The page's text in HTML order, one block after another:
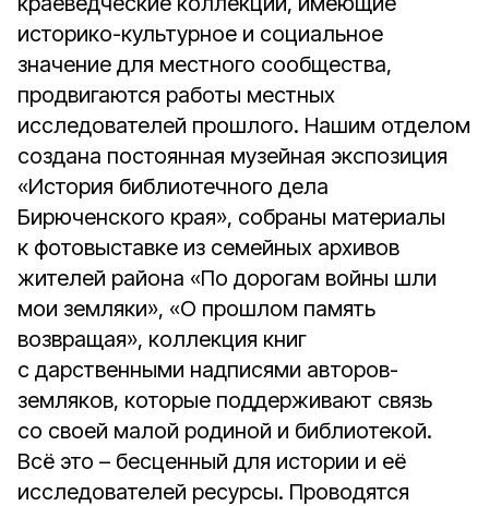
историко-культурное и социальное
значение для местного сообщества,
продвигаются работы местных
исследователей прошлого. Нашим отделом
создана постоянная музейная экспозиция
«История библиотечного дела
Бирюченского края», собраны материалы
к фотовыставке из семейных архивов
жителей района «По дорогам войны шли
мои земляки», «О прошлом память
возвращая», коллекция книг
с дарственными надписями авторов-
земляков, которые поддерживают связь
со своей малой родиной и библиотекой.
Всё это – бесценный для истории и её
исследователей ресурсы. Проводятся